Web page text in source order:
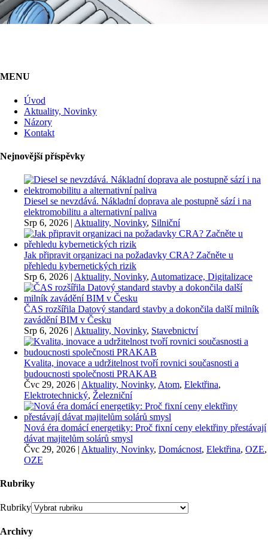
MENU
Úvod
Aktuality, Novinky
Názory
Kontakt
Nejnovější příspěvky
Diesel se nevzdává. Nákladní doprava ale postupně sází i na
elektromobilitu a alternativní paliva
Srp 6, 2026 | Aktuality, Novinky, Silniční
Jak připravit organizaci na požadavky CRA? Začněte u
přehledu kybernetických rizik
Srp 6, 2026 | Aktuality, Novinky, Automatizace, Digitalizace
ČAS rozšířila Datový standard stavby a dokončila další milník
zavádění BIM v Česku
Srp 6, 2026 | Aktuality, Novinky, Stavebnictví
Kvalita, inovace a udržitelnost tvoří rovnici současnosti a
budoucnosti společnosti PRAKAB
Čvc 29, 2026 | Aktuality, Novinky, Atom, Elektřina,
Elektrotechnický, Železniční
Nová éra domácí energetiky: Proč fixní ceny elektřiny přestávají
dávat majitelům solárů smysl
Čvc 29, 2026 | Aktuality, Novinky, Domácnost, Elektřina, OZE,
OZE
Rubriky
Rubriky
Archivy